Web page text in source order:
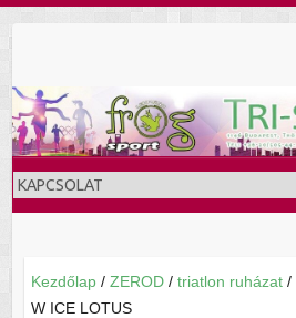
Kezdőlap/ ZEROD/ triatlon ruházat/
W ICE LOTUS